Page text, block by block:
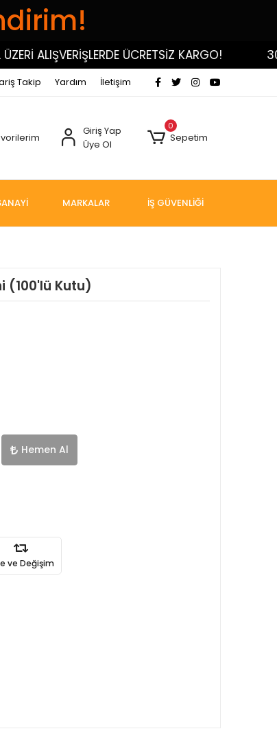
ALIŞVERİŞLERDE ÜCRETSİZ KARGO! 3000
Takip Yardım İletişim
Giriş Yap
Üye Ol
0
Sepetim
MARKALAR İŞ GÜVENLİĞİ
(100'lü Kutu)
Hemen Al
ve Değişim